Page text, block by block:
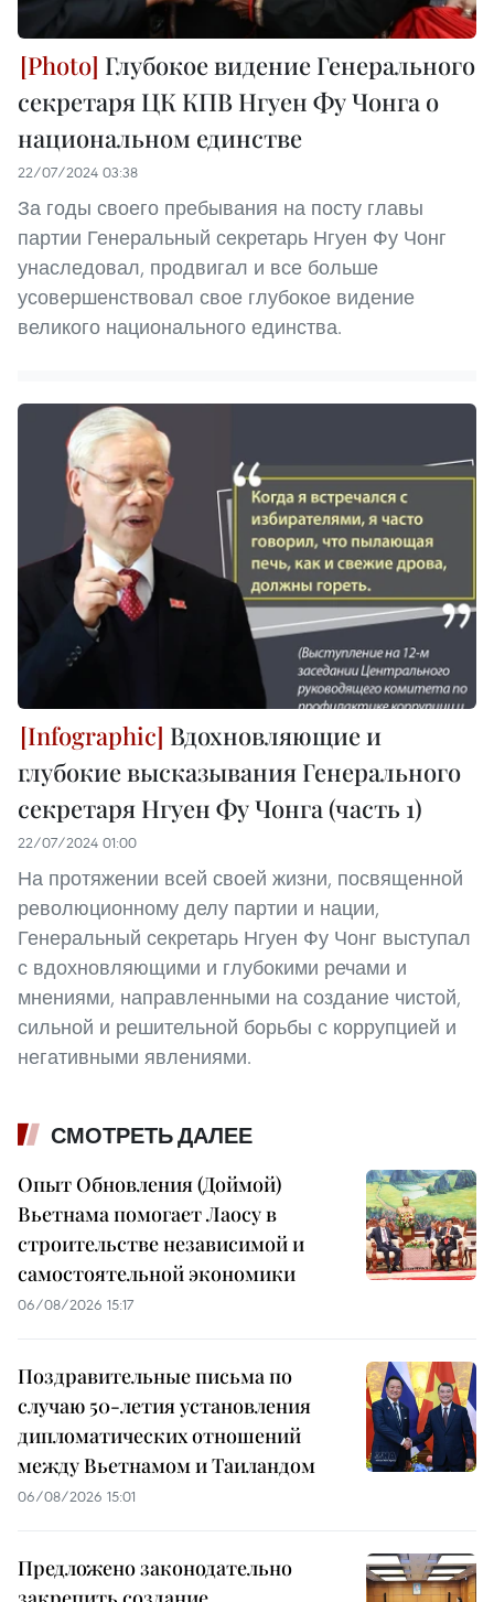
Глубокое видение Генерального
секретаря ЦК КПВ Нгуен Фу Чонга о
национальном единстве
22/07/2024 03:38
За годы своего пребывания на посту главы
партии Генеральный секретарь Нгуен Фу Чонг
унаследовал, продвигал и все больше
усовершенствовал свое глубокое видение
великого национального единства.
Вдохновляющие и
глубокие высказывания Генерального
секретаря Нгуен Фу Чонга (часть 1)
22/07/2024 01:00
На протяжении всей своей жизни, посвященной
революционному делу партии и нации,
Генеральный секретарь Нгуен Фу Чонг выступал
с вдохновляющими и глубокими речами и
мнениями, направленными на создание чистой,
сильной и решительной борьбы с коррупцией и
негативными явлениями.
СМОТРЕТЬ ДАЛЕЕ
Опыт Обновления (Доймой)
Вьетнама помогает Лаосу в
строительстве независимой и
самостоятельной экономики
06/08/2026 15:17
Поздравительные письма по
случаю 50-летия установления
дипломатических отношений
между Вьетнамом и Таиландом
06/08/2026 15:01
Предложено законодательно